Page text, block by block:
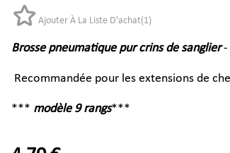
Ajouter À La Liste D'achat(1)
Brosse pneumatique pur crins de sanglier-
Recommandée pour les extensions de
*** modèle 9 rangs***